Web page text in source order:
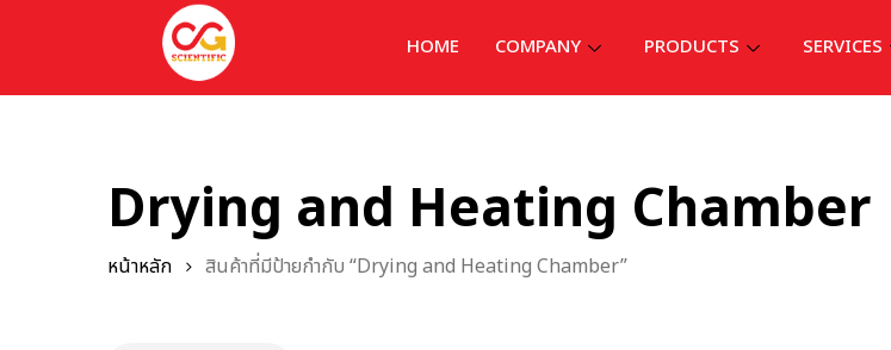
HOME COMPANY PRODUCTS SERVICES
Drying and Heating Chamber
หน้าหลัก สินค้าที่มีป้ายกำกับ “Drying and Heating Chamber”